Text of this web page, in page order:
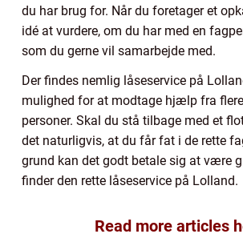
du har brug for. Når du foretager et
idé at vurdere, om du har med en
som du gerne vil samarbejde med.
Der findes nemlig låseservice på
mulighed for at modtage hjælp fra
personer. Skal du stå tilbage med et
det naturligvis, at du får fat i de rette
grund kan det godt betale sig at være
finder den rette låseservice på Lolland.
Read more articles